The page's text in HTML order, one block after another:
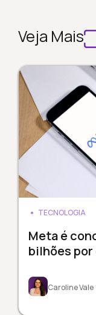
Veja Mais
TECNOLOGIA
Meta é
bilhões por
Caroline Vale